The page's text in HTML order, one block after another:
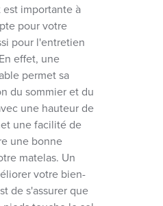
importante à
pour votre
pour l'entretien
effet, une
permet sa
du sommier et du
une hauteur de
une facilité de
une bonne
matelas. Un
votre bien-
de s'assurer que